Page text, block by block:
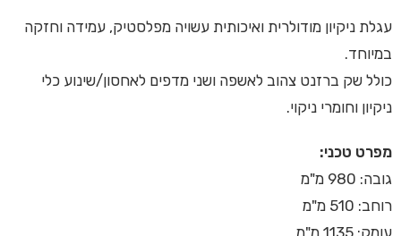
עגלת ניקיון מודולרית ואיכותית עשויה מפלסטיק, עמידה וחזקה
במיוחד.
כולל שק ברזנט צהוב לאשפה ושני מדפים לאחסון/שינוע כלי
ניקיון וחומרי ניקוי.
מפרט טכני:
גובה: 980 מ"מ
רוחב: 510 מ"מ